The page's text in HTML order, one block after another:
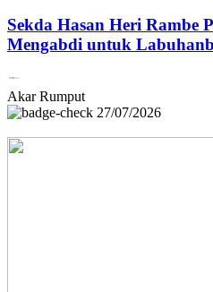
Sekda Hasan Heri Rambe
Mengabdi untuk
Akar Rumput
27/07/2026